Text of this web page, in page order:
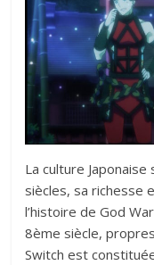
La culture
siècles, sa richesse
l’histoire de God
8ème siècle,
Switch est